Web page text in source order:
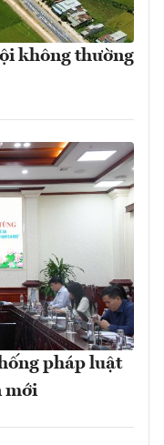
không thường
pháp luật
mới